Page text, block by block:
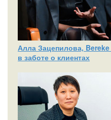
Алла Зацепилова,
в заботе о клиентах